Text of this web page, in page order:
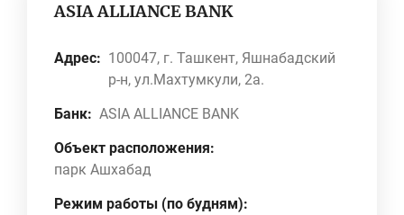
ASIA ALLIANCE BANK
Адрес: 100047, г. Ташкент, Яшнабадский
р-н, ул.Махтумкули, 2а.
Банк: ASIA ALLIANCE BANK
Объект расположения:
парк Ашхабад
Режим работы (по будням):